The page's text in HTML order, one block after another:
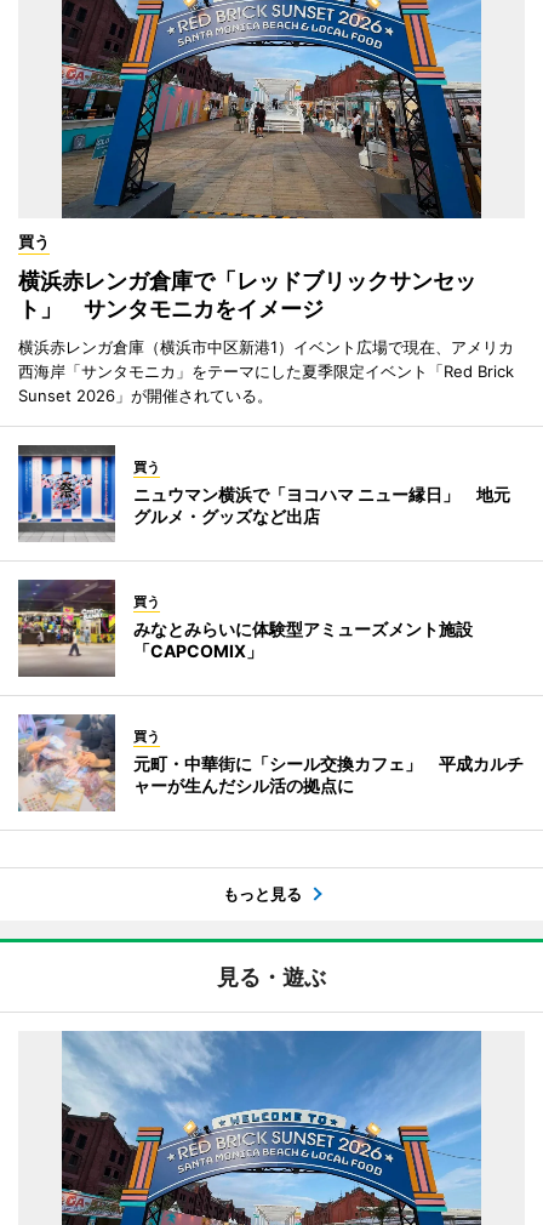
買う
横浜赤レンガ倉庫で「レッドブリックサンセッ
ト」 サンタモニカをイメージ
横浜赤レンガ倉庫（横浜市中区新港1）イベント広場で現在、アメリカ
西海岸「サンタモニカ」をテーマにした夏季限定イベント「Red Brick
Sunset 2026」が開催されている。
買う
ニュウマン横浜で「ヨコハマ ニュー縁日」 地元
グルメ・グッズなど出店
買う
みなとみらいに体験型アミューズメント施設
「CAPCOMIX」
買う
元町・中華街に「シール交換カフェ」 平成カルチ
ャーが生んだシル活の拠点に
もっと見る
見る・遊ぶ